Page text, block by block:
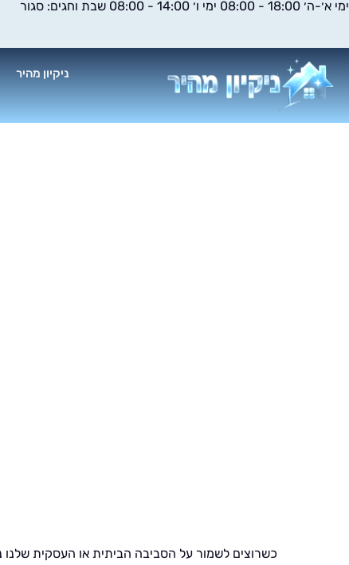
דילוג
ימי א׳-ה׳ 18:00 - 08:00 ימי ו׳ 14:00 - 08:00 שבת וחגים: סגור
ניקיון מהיר
כשרוצים לשמור על הסביבה הביתית או העסקית שלנו